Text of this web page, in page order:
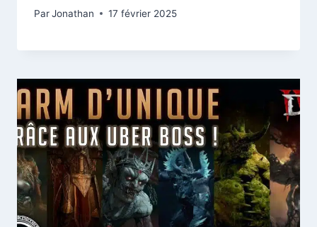
ParJonathan 17 février 2025